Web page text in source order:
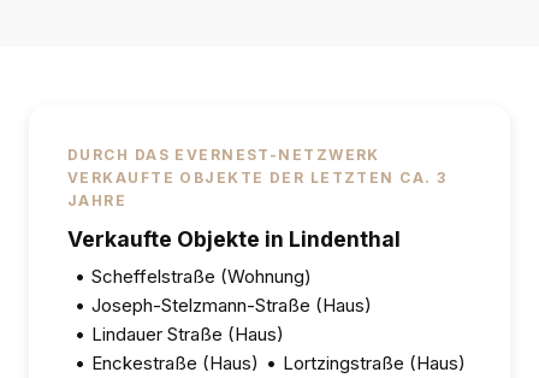
DURCH DAS EVERNEST-NETZWERK
VERKAUFTE OBJEKTE DER LETZTEN CA. 3
JAHRE
Verkaufte Objekte in Lindenthal
• Scheffelstraße (Wohnung)
• Joseph-Stelzmann-Straße (Haus)
• Lindauer Straße (Haus)
• Enckestraße (Haus) • Lortzingstraße (Haus)